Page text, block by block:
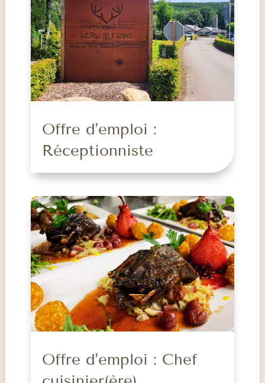
Offre d’emploi :
Réceptionniste
Offre d’emploi : Chef